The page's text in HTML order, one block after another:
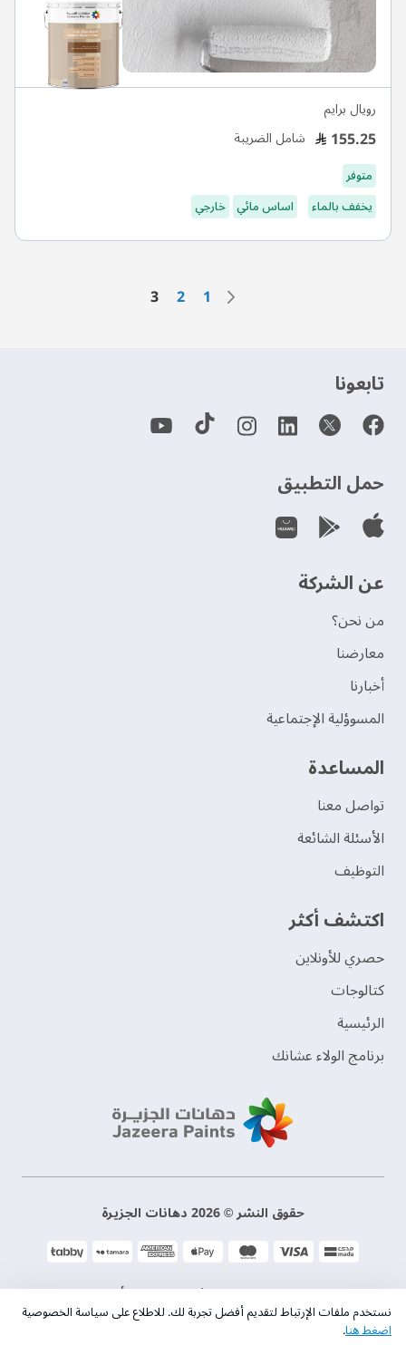
رويال برايم
155.25 شامل الضريبة
متوفر
يخفف بالماء
اساس مائي خارجي
الصفحة الصفحة
السابق
الصفحة
1 الصفحة
2 أنت تقرأ الصفحة حاليًا
3
‫تابعونا‬
حمل التطبيق
عن الشركة
من نحن؟
‫معارضنا‬
‫أخبارنا‬
المسوؤلية الإجتماعية
‫المساعدة‬
تواصل معنا
الأسئلة الشائعة
التوظيف
اكتشف أكثر
حصري للأونلاين
‫كتالوجات‬
الرئيسية
برنامج الولاء عشانك
حقوق النشر © 2026 دهانات الجزيرة
سياسة الخصوصية الشروط و الأحكام
نستخدم ملفات الإرتباط لتقديم أفضل تجربة لك. للاطلاع على سياسة الخصوصية
اضغط هنا.